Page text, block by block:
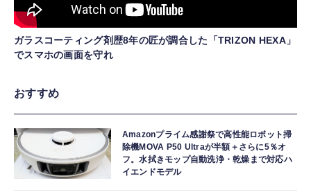
ガラスコーティング剤歴8年の匠が調合した「TRIZON HEXA」
でスマホの画面を守れ
おすすめ
Amazonプライム感謝祭で高性能ロボット掃
除機MOVA P50 Ultraが半額＋さらに5％オ
フ。水拭きモップ自動洗浄・乾燥まで対応ハ
イエンドモデル